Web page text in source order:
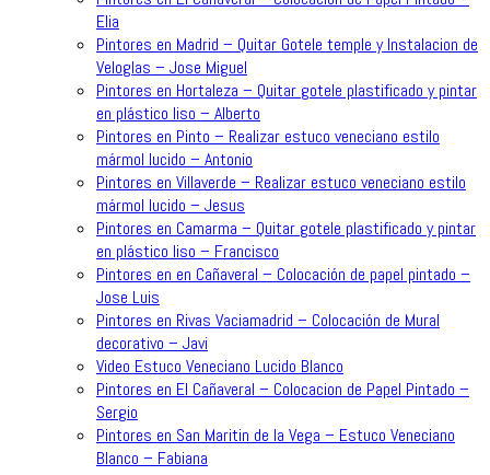
Elia
Pintores en Madrid – Quitar Gotele temple y Instalacion de
Veloglas – Jose Miguel
Pintores en Hortaleza – Quitar gotele plastificado y pintar
en plástico liso – Alberto
Pintores en Pinto – Realizar estuco veneciano estilo
mármol lucido – Antonio
Pintores en Villaverde – Realizar estuco veneciano estilo
mármol lucido – Jesus
Pintores en Camarma – Quitar gotele plastificado y pintar
en plástico liso – Francisco
Pintores en en Cañaveral – Colocación de papel pintado –
Jose Luis
Pintores en Rivas Vaciamadrid – Colocación de Mural
decorativo – Javi
Video Estuco Veneciano Lucido Blanco
Pintores en El Cañaveral – Colocacion de Papel Pintado –
Sergio
Pintores en San Maritin de la Vega – Estuco Veneciano
Blanco – Fabiana